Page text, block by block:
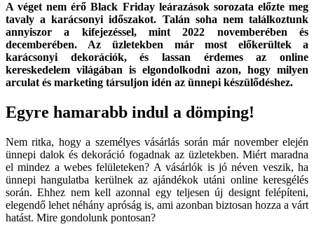
A véget nem érő Black Friday leárazások sorozata előzte meg
tavaly a karácsonyi időszakot. Talán soha nem találkoztunk
annyiszor a kifejezéssel, mint 2022 novemberében és
decemberében. Az üzletekben már most előkerültek a
karácsonyi dekorációk, és lassan érdemes az online
kereskedelem világában is elgondolkodni azon, hogy milyen
arculat és marketing társuljon idén az ünnepi készülődéshez.
Egyre hamarabb indul a dömping!
Nem ritka, hogy a személyes vásárlás során már november elején
ünnepi dalok és dekoráció fogadnak az üzletekben. Miért maradna
el mindez a webes felületeken? A vásárlók is jó néven veszik, ha
ünnepi hangulatba kerülnek az ajándékok utáni online keresgélés
során. Ehhez nem kell azonnal egy teljesen új designt felépíteni,
elegendő lehet néhány apróság is, ami azonban biztosan hozza a várt
hatást. Mire gondolunk pontosan?